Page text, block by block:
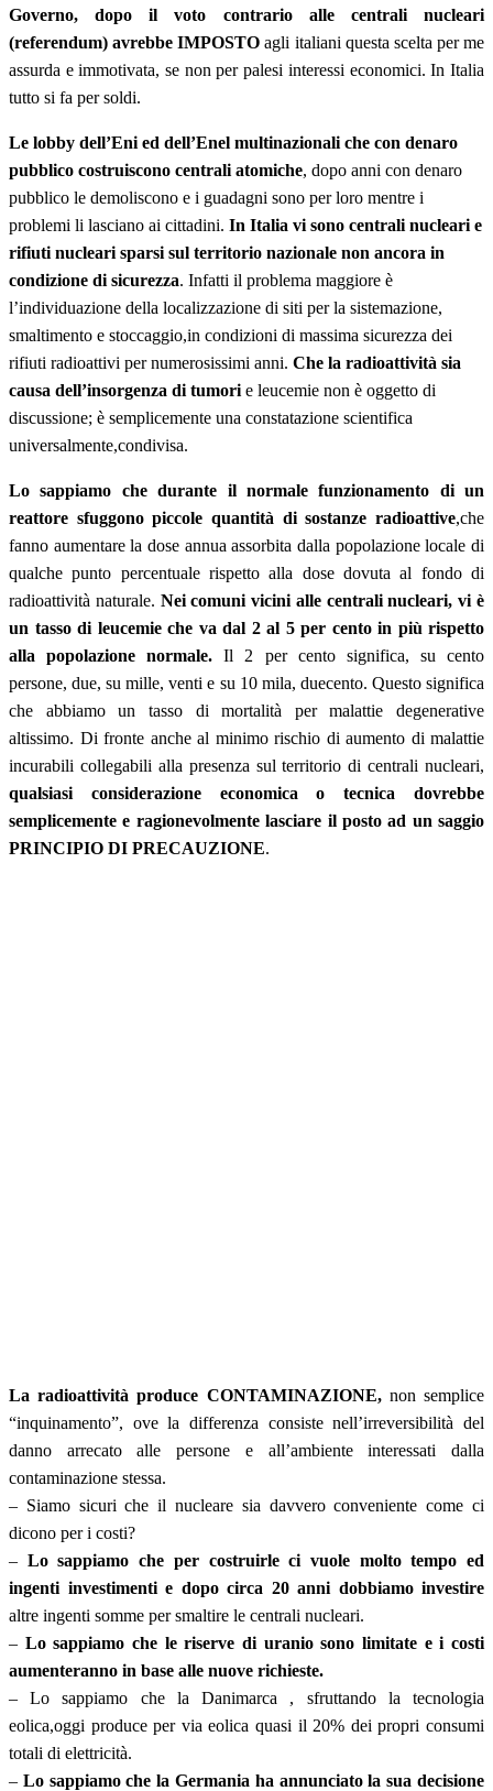
Governo, dopo il voto contrario alle centrali nucleari
(referendum) avrebbe IMPOSTO agli italiani questa scelta per me
assurda e immotivata, se non per palesi interessi economici. In Italia
tutto si fa per soldi.
Le lobby dell’Eni ed dell’Enel multinazionali che con denaro
pubblico costruiscono centrali atomiche, dopo anni con denaro
pubblico le demoliscono e i guadagni sono per loro mentre i
problemi li lasciano ai cittadini. In Italia vi sono centrali nucleari e
rifiuti nucleari sparsi sul territorio nazionale non ancora in
condizione di sicurezza. Infatti il problema maggiore è
l’individuazione della localizzazione di siti per la sistemazione,
smaltimento e stoccaggio,in condizioni di massima sicurezza dei
rifiuti radioattivi per numerosissimi anni. Che la radioattività sia
causa dell’insorgenza di tumori e leucemie non è oggetto di
discussione; è semplicemente una constatazione scientifica
universalmente,condivisa.
Lo sappiamo che durante il normale funzionamento di un
reattore sfuggono piccole quantità di sostanze radioattive,che
fanno aumentare la dose annua assorbita dalla popolazione locale di
qualche punto percentuale rispetto alla dose dovuta al fondo di
radioattività naturale. Nei comuni vicini alle centrali nucleari, vi è
un tasso di leucemie che va dal 2 al 5 per cento in più rispetto
alla popolazione normale. Il 2 per cento significa, su cento
persone, due, su mille, venti e su 10 mila, duecento. Questo significa
che abbiamo un tasso di mortalità per malattie degenerative
altissimo. Di fronte anche al minimo rischio di aumento di malattie
incurabili collegabili alla presenza sul territorio di centrali nucleari,
qualsiasi considerazione economica o tecnica dovrebbe
semplicemente e ragionevolmente lasciare il posto ad un saggio
PRINCIPIO DI PRECAUZIONE.
La radioattività produce CONTAMINAZIONE,non semplice
“inquinamento”, ove la differenza consiste nell’irreversibilità del
danno arrecato alle persone e all’ambiente interessati dalla
contaminazione stessa.
– Siamo sicuri che il nucleare sia davvero conveniente come ci
dicono per i costi?
– Lo sappiamo che per costruirle ci vuole molto tempo ed
ingenti investimenti e dopo circa 20 anni dobbiamo investire
altre ingenti somme per smaltire le centrali nucleari.
– Lo sappiamo che le riserve di uranio sono limitate e i costi
aumenteranno in base alle nuove richieste.
– Lo sappiamo che la Danimarca , sfruttando la tecnologia
eolica,oggi produce per via eolica quasi il 20% dei propri consumi
totali di elettricità.
– Lo sappiamo che la Germania ha annunciato la sua decisione